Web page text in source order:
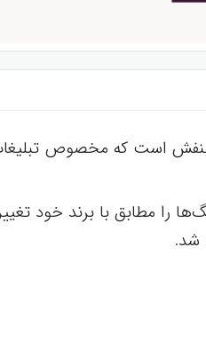
است که مخصوص
را مطابق با برند
شد.